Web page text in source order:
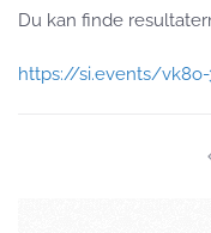
Du kan finde
https://si.events/vk8o-